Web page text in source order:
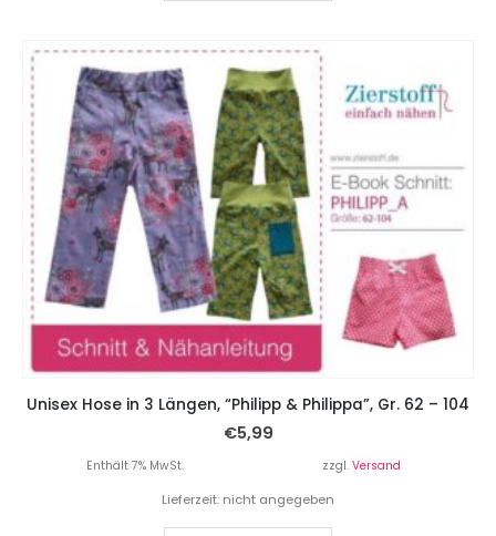
Unisex Hose in 3 Längen, “Philipp & Philippa”, Gr. 62 – 104
€5,99
Enthält 7% MwSt. zzgl. Versand
Lieferzeit: nicht angegeben